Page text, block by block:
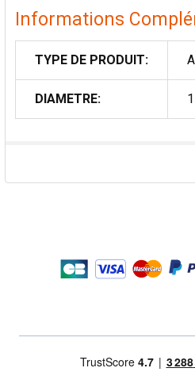
Informations
TYPE DE PRODUIT:
DIAMETRE: